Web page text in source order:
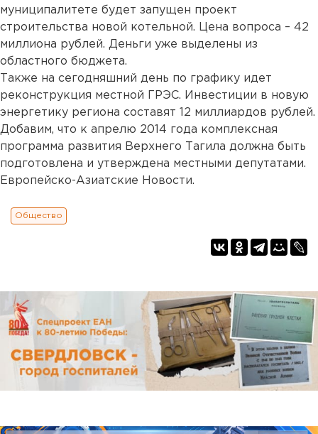
муниципалитете будет запущен проект
строительства новой котельной. Цена вопроса – 42
миллиона рублей. Деньги уже выделены из
областного бюджета.
Также на сегодняшний день по графику идет
реконструкция местной ГРЭС. Инвестиции в новую
энергетику региона составят 12 миллиардов рублей.
Добавим, что к апрелю 2014 года комплексная
программа развития Верхнего Тагила должна быть
подготовлена и утверждена местными депутатами.
Европейско-Азиатские Новости.
Общество